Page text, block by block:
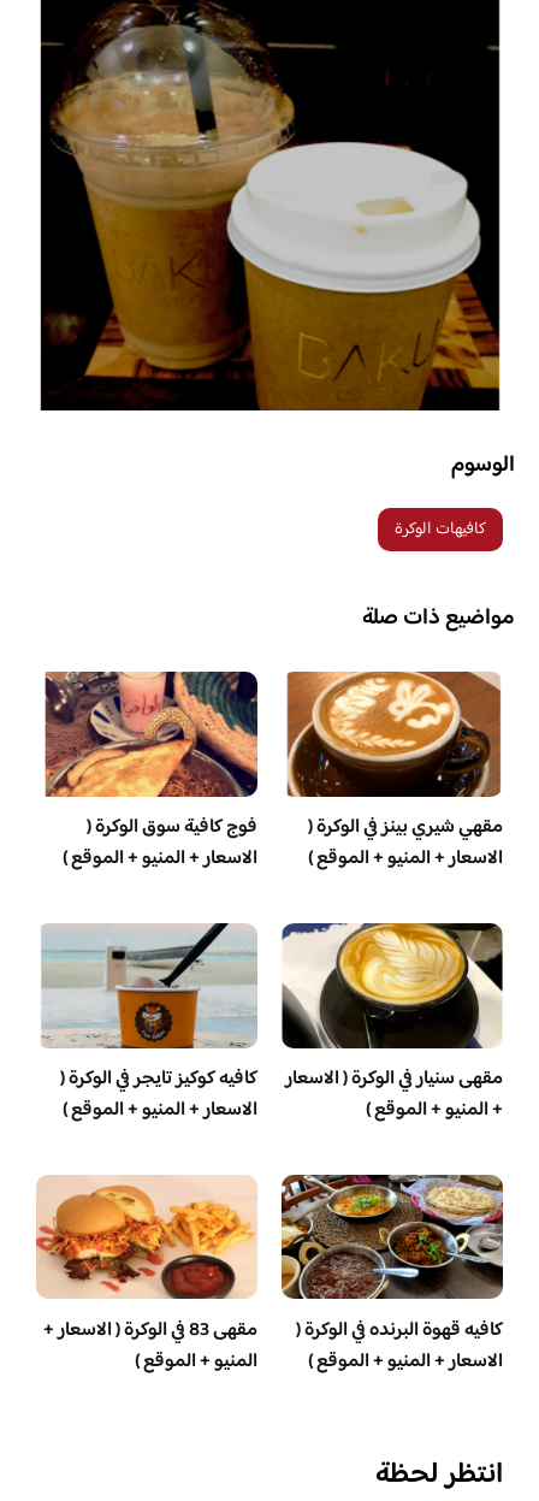
الوسوم
كافيهات الوكرة
مواضيع ذات صلة
مقهي شيري بينز في الوكرة (
الاسعار + المنيو + الموقع )
فوج كافية سوق الوكرة (
الاسعار + المنيو + الموقع )
مقهى سنيار في الوكرة ( الاسعار
+ المنيو + الموقع )
كافيه كوكيز تايجر في الوكرة (
الاسعار + المنيو + الموقع )
كافيه قهوة البرنده في الوكرة (
الاسعار + المنيو + الموقع )
مقهى 83 في الوكرة ( الاسعار +
المنيو + الموقع )
انتظر لحظة